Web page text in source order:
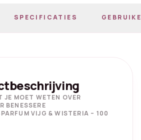
SPECIFICATIES
JE MOET WETEN OVER
BENESSERE
VIJG & WISTERIA – 100